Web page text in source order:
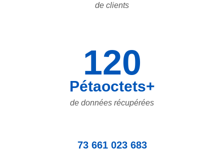
de clients
120
Pétaoctets+
de données récupérées
73 661 023 683